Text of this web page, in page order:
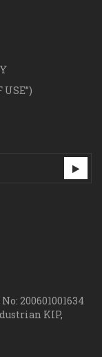
USE”)
200601001634
KIP,